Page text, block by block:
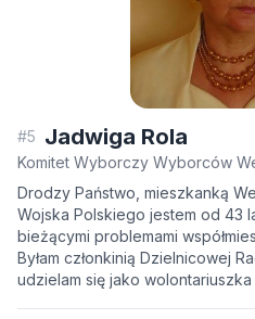
#5 Jadwiga Rola
Komitet Wyborczy Wyborców
Drodzy Państwo, mieszkanką
Wojska Polskiego jestem od 43
bieżącymi problemami
Byłam członkinią Dzielnicowej
udzielam się jako wolontariuszka